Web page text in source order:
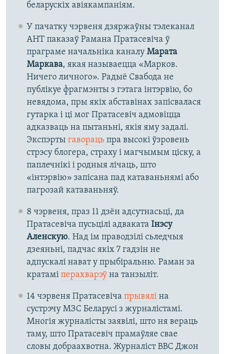
беларускіх авіякампаніям.
У пачатку чэрвеня дзяржаўны тэлеканал
АНТ паказаў Рамана Пратасевіча ў
праграме начальніка каналу Марата
Маркава, якая называецца «Марков.
Ничего личного». Радыё Свабода не
публікуе фрагмэнты з гэтага інтэрвію, бо
невядома, пры якіх абставінах запісвалася
гутарка і ці мог Пратасевіч адмовіцца
адказваць на пытаньні, якія яму задалі.
Экспэрты гаворацьпра высокі ўзровень
стрэсу блогера, страху і магчымым ціску, а
паплечнікі і родныя лічаць, што
«інтэрвію» запісана пад катаваньнямі або
пагрозай катаваньняў.
8 чэрвеня, праз 11 дзён адсутнасьці, да
Пратасевіча пусьцілі адваката Інэсу
Аленскую. Над ім праводзілі сьледчыя
дзеяньні, падчас якіх 7 гадзін не
адпускалі нават у прыбіральню. Раман за
кратамі перахварэўна танзыліт.
14 чэрвеня Пратасевіча прывяліна
сустрэчу МЗС Беларусі з журналістамі.
Многія журналісты заявілі, што ня вераць
таму, што Пратасевіч прамаўляе свае
словы добраахвотна. Журналіст BBC Джон